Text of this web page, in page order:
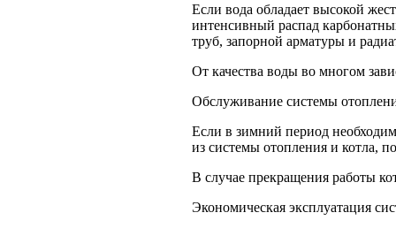
Если вода обладает высокой
интенсивный распад
труб, запорной арматуры и
От качества воды во многом
Обслуживание системы
Если в зимний период
из системы отопления и котла,
В случае прекращения работы
Экономическая эксплуатация